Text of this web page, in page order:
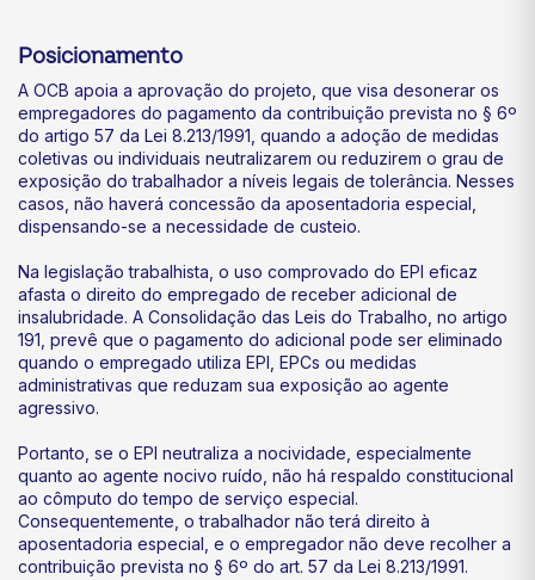
Posicionamento
A OCB apoia a aprovação do projeto, que visa desonerar os
empregadores do pagamento da contribuição prevista no § 6º
do artigo 57 da Lei 8.213/1991, quando a adoção de medidas
coletivas ou individuais neutralizarem ou reduzirem o grau de
exposição do trabalhador a níveis legais de tolerância. Nesses
casos, não haverá concessão da aposentadoria especial,
dispensando-se a necessidade de custeio.
Na legislação trabalhista, o uso comprovado do EPI eficaz
afasta o direito do empregado de receber adicional de
insalubridade. A Consolidação das Leis do Trabalho, no artigo
191, prevê que o pagamento do adicional pode ser eliminado
quando o empregado utiliza EPI, EPCs ou medidas
administrativas que reduzam sua exposição ao agente
agressivo.
Portanto, se o EPI neutraliza a nocividade, especialmente
quanto ao agente nocivo ruído, não há respaldo constitucional
ao cômputo do tempo de serviço especial.
Consequentemente, o trabalhador não terá direito à
aposentadoria especial, e o empregador não deve recolher a
contribuição prevista no § 6º do art. 57 da Lei 8.213/1991.